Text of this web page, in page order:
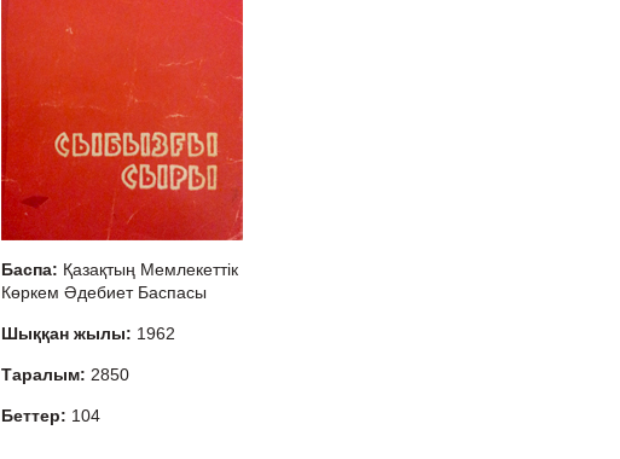
Баспа: Қазақтың Мемлекеттік
Көркем Әдебиет Баспасы
Шыққан жылы: 1962
Таралым: 2850
Беттер: 104